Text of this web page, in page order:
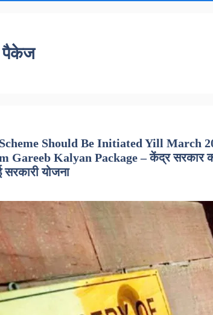
पैकेज
Should Be Initiated Yill March
Gareeb Kalyan Package – केंद्र सरकार
सरकारी योजना